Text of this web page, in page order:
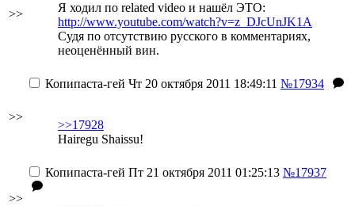
>>
Я ходил по related video и нашёл ЭТО:
http://www.youtube.com/watch?v=z_DJcUnJK1A
Судя по отсутствию русского в комментариях,
неоценённый вин.
>>
Копипаста-гей Чт 20 октября 2011 18:49:11 №17934
>>17928
Hairegu Shaissu!
>>
Копипаста-гей Пт 21 октября 2011 01:25:13 №17937